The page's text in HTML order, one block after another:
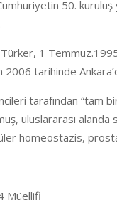
50.
1
2006 tarihinde
tarafından “tam
uluslararası
homeostazis,
Müellifi